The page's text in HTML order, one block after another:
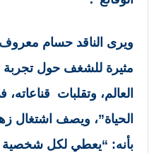
ويرى الناقد حسام معروف
مثيرة للشغف حول تجربة
العالم، وتقلبات
الحياة”، ويصف اشتغال
بأنه: “يعطي لكل شخصية